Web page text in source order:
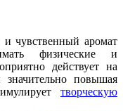
чувственный аромат
физические и
действует на
повышая
творческую